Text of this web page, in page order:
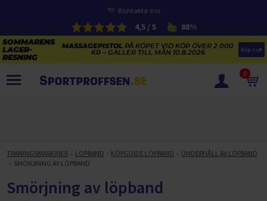
Kontakta oss
4,5 / 5 88%
MASSAGEPISTOLPÅ KÖPET VID KÖP ÖVER 2 000
KR – GÄLLER TILL MÅN 10.8.2026 Köp nu
0
ELCYKLARNAS SOMMARFÖRSÄLJNING
REA PÅ STUDSMATTOR
Paketerbjudanden
TRÄNINGSMASKINER LÖPBAND KÖPGUIDE LÖPBAND
UNDERHÅLL AV LÖPBAND
SMÖRJNING AV LÖPBAND
Smörjning av löpband